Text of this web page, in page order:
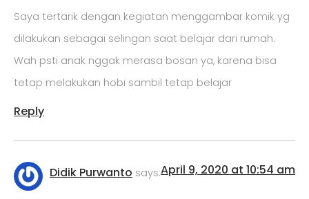
Saya tertarik dengan kegiatan menggambar komik yg
dilakukan sebagai selingan saat belajar dari rumah.
Wah psti anak nggak merasa bosan ya, karena bisa
tetap melakukan hobi sambil tetap belajar
Reply
Didik Purwanto says:April 9, 2020 at 10:54 am